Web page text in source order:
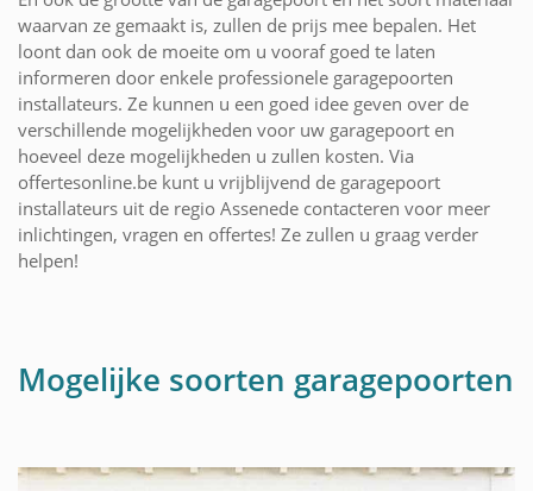
waarvan ze gemaakt is, zullen de prijs mee bepalen. Het
loont dan ook de moeite om u vooraf goed te laten
informeren door enkele professionele garagepoorten
installateurs. Ze kunnen u een goed idee geven over de
verschillende mogelijkheden voor uw garagepoort en
hoeveel deze mogelijkheden u zullen kosten. Via
offertesonline.be kunt u vrijblijvend de garagepoort
installateurs uit de regio Assenede contacteren voor meer
inlichtingen, vragen en offertes! Ze zullen u graag verder
helpen!
Mogelijke soorten garagepoorten